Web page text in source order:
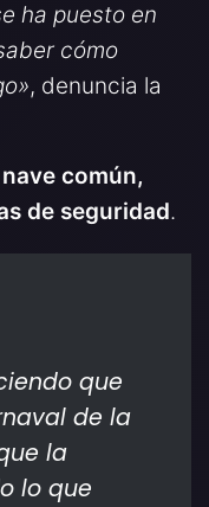
ha puesto en
cómo
, denuncia la
común,
de seguridad.
que
de la
la
lo que